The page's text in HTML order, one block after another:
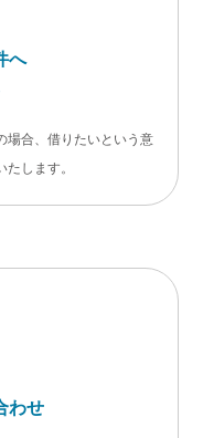
へ
場合、借りたいという意
します。
わせ